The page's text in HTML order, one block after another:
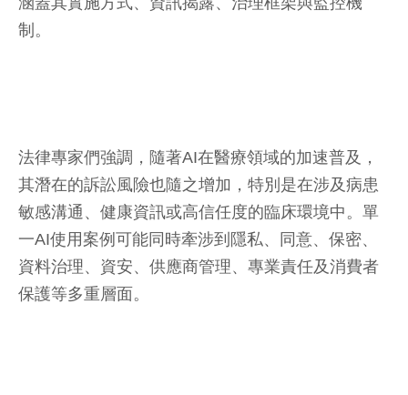
制。
法律專家們強調，隨著AI在醫療領域的加速普及，
其潛在的訴訟風險也隨之增加，特別是在涉及病患
敏感溝通、健康資訊或高信任度的臨床環境中。單
一AI使用案例可能同時牽涉到隱私、同意、保密、
資料治理、資安、供應商管理、專業責任及消費者
保護等多重層面。